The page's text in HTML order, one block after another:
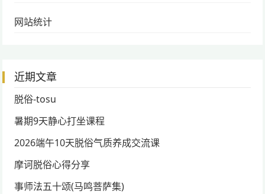
网站统计
近期文章
脱俗-tosu
暑期9天静心打坐课程
2026端午10天脱俗气质养成交流课
摩诃脱俗心得分享
事师法五十颂(马鸣菩萨集)